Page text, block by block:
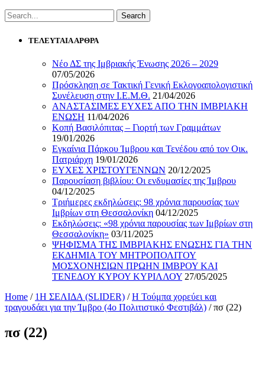
ΤΕΛΕΥΤΑΙΑ ΑΡΘΡΑ
Νέο ΔΣ της Ιμβριακής Ένωσης 2026 – 2029
07/05/2026
Πρόσκληση σε Τακτική Γενική Εκλογοαπολογιστική
Συνέλευση στην Ι.Ε.Μ.Θ. 21/04/2026
ΑΝΑΣΤΑΣΙΜΕΣ ΕΥΧΕΣ ΑΠΟ ΤΗΝ ΙΜΒΡΙΑΚΗ
ΕΝΩΣΗ 11/04/2026
Κοπή Βασιλόπιτας – Γιορτή των Γραμμάτων
19/01/2026
Εγκαίνια Πάρκου Ίμβρου και Τενέδου από τον Οικ.
Πατριάρχη 19/01/2026
ΕΥΧΕΣ ΧΡΙΣΤΟΥΓΕΝΝΩΝ 20/12/2025
Παρουσίαση βιβλίου: Οι ενδυμασίες της Ίμβρου
04/12/2025
Τριήμερες εκδηλώσεις: 98 χρόνια παρουσίας των
Ιμβρίων στη Θεσσαλονίκη 04/12/2025
Εκδηλώσεις: «98 χρόνια παρουσίας των Ιμβρίων στη
Θεσσαλονίκη» 03/11/2025
ΨΗΦΙΣΜΑ ΤΗΣ ΙΜΒΡΙΑΚΗΣ ΕΝΩΣΗΣ ΓΙΑ ΤΗΝ
ΕΚΔΗΜΙΑ ΤΟΥ ΜΗΤΡΟΠΟΛΙΤΟΥ
ΜΟΣΧΟΝΗΣΙΩΝ ΠΡΩΗΝ ΙΜΒΡΟΥ ΚΑΙ
ΤΕΝΕΔΟΥ ΚΥΡΟΥ ΚΥΡΙΛΛΟΥ 27/05/2025
Home / 1Η ΣΕΛΙΔΑ (SLIDER) /Η Τούμπα χορεύει και
τραγουδάει για την Ίμβρο (4ο Πολιτιστικό Φεστιβάλ) /πσ (22)
πσ (22)